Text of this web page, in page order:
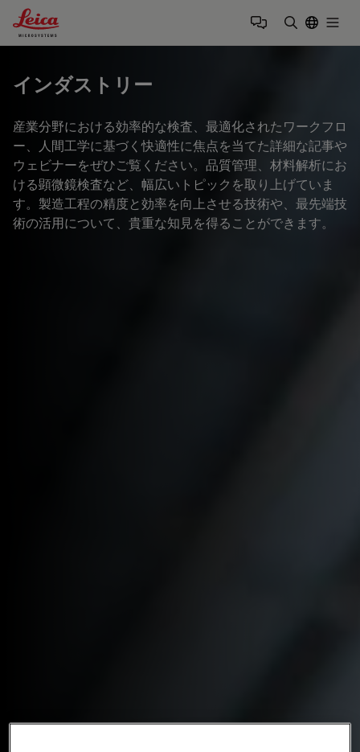
Leica Microsystems Logo
インダストリー
産業分野における効率的な検査、最適化されたワークフロ
ー、人間工学に基づく快適性に焦点を当てた詳細な記事や
ウェビナーをぜひご覧ください。品質管理、材料解析にお
ける顕微鏡検査など、幅広いトピックを取り上げていま
す。製造工程の精度と効率を向上させる技術や、最先端技
術の活用について、貴重な知見を得ることができます。